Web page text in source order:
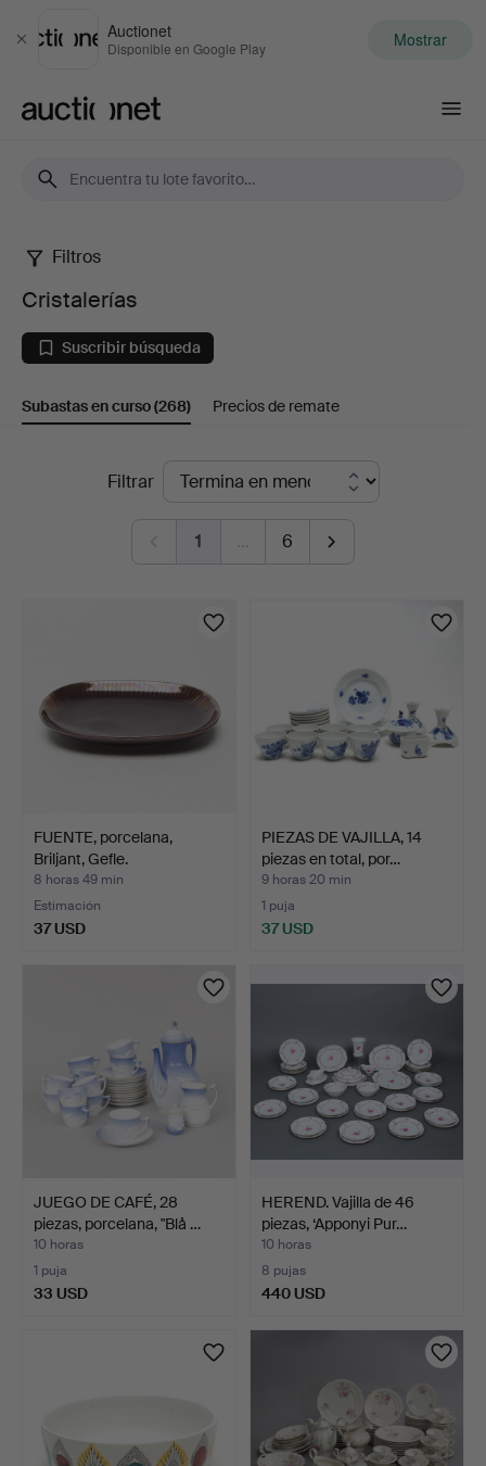
Cerrar
Auctionet
Disponible en Google Play Mostrar
Cristalerías
Filtros
Cristalerías
Suscribir búsqueda
Subastas en curso(268) Precios de remate
SubastasFiltrar
1 … 6
FUENTE, porcelana,
Briljant, Gefle.
8 horas 49 min
Estimación
37 USD
PIEZAS DE VAJILLA, 14
piezas en total, por…
9 horas 20 min
1 puja
37 USD
JUEGO DE CAFÉ, 28
piezas, porcelana, "Blå …
10 horas
1 puja
33 USD
HEREND. Vajilla de 46
piezas, ‘Apponyi Pur…
10 horas
8 pujas
440 USD